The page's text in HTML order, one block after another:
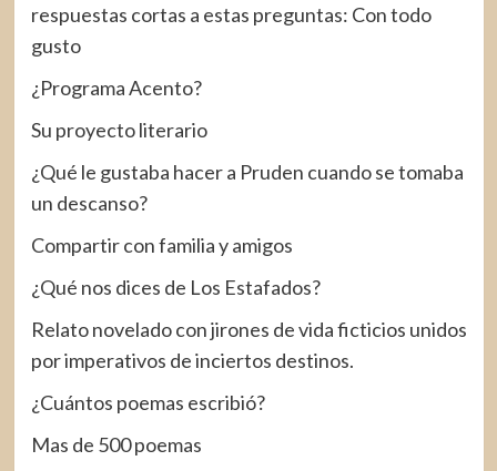
respuestas cortas a estas preguntas: Con todo
gusto
¿Programa Acento?
Su proyecto literario
¿Qué le gustaba hacer a Pruden cuando se tomaba
un descanso?
Compartir con familia y amigos
¿Qué nos dices de Los Estafados?
Relato novelado con jirones de vida ficticios unidos
por imperativos de inciertos destinos.
¿Cuántos poemas escribió?
Mas de 500 poemas